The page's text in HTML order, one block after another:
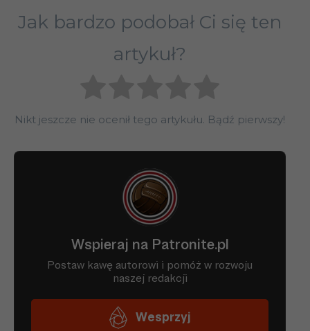
Jak bardzo podobał Ci się ten
artykuł?
Nikt jeszcze nie ocenił tego artykułu. Bądź pierwszy!